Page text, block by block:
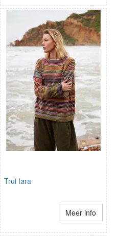
Trui Iara
Meer info